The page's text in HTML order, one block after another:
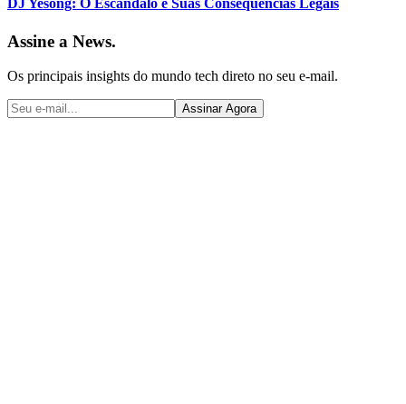
DJ Yesong: O Escândalo e Suas Consequências Legais
Assine a News.
Os principais insights do mundo tech direto no seu e-mail.
Assinar Agora